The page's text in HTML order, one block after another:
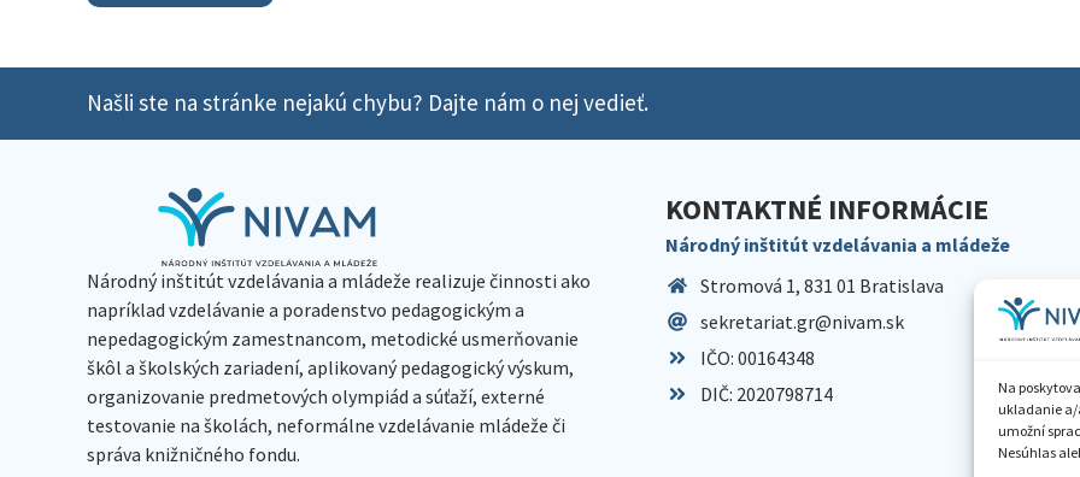
Na
ukladanie a/
umožní
Nesúhlas
Našli ste na stránke nejakú chybu? Dajte nám o nej vedieť.
Národný inštitút vzdelávania a mládeže realizuje činnosti ako
napríklad vzdelávanie a poradenstvo pedagogickým a
nepedagogickým zamestnancom, metodické usmerňovanie
škôl a školských zariadení, aplikovaný pedagogický výskum,
organizovanie predmetových olympiád a súťaží, externé
testovanie na školách, neformálne vzdelávanie mládeže či
správa knižničného fondu.
KONTAKTNÉ INFORMÁCIE
Národný inštitút vzdelávania a mládeže
Stromová 1, 831 01 Bratislava
sekretariat.gr@nivam.sk
IČO: 00164348
DIČ: 2020798714